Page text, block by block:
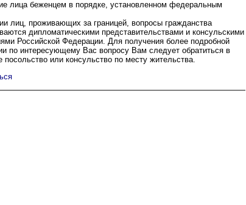
лица беженцем в порядке, установленном федеральным
лиц, проживающих за границей, вопросы гражданства
дипломатическими представительствами и консульскими
Российской Федерации. Для получения более подробной
по интересующему Вас вопросу Вам следует обратиться в
посольство или консульство по месту жительства.